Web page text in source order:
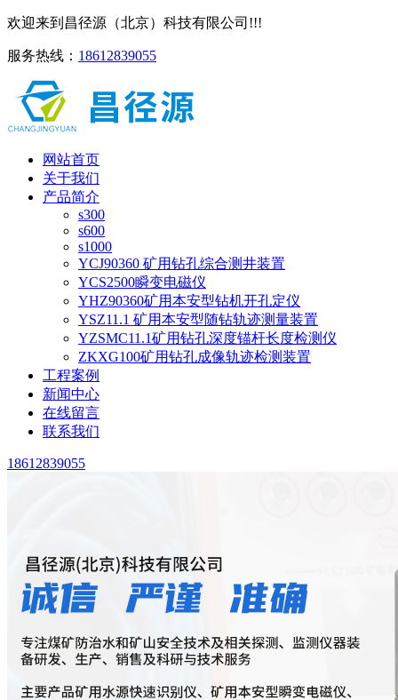
欢迎来到昌径源（北京）科技有限公司!!!
服务热线： 18612839055
网站首页
关于我们
产品简介
s300
s600
s1000
YCJ90360 矿用钻孔综合测井装置
YCS2500瞬变电磁仪
YHZ90360矿用本安型钻机开孔定仪
YSZ11.1 矿用本安型随钻轨迹测量装置
YZSMC11.1矿用钻孔深度锚杆长度检测仪
ZKXG100矿用钻孔成像轨迹检测装置
工程案例
新闻中心
在线留言
联系我们
18612839055